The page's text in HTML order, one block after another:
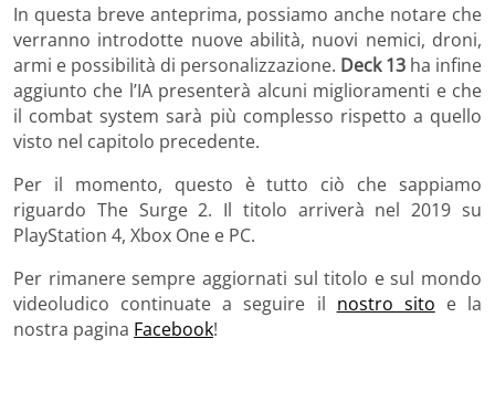
In questa breve anteprima, possiamo anche notare che
verranno introdotte nuove abilità, nuovi nemici, droni,
armi e possibilità di personalizzazione. Deck 13 ha infine
aggiunto che l’IA presenterà alcuni miglioramenti e che
il combat system sarà più complesso rispetto a quello
visto nel capitolo precedente.
Per il momento, questo è tutto ciò che sappiamo
riguardo The Surge 2. Il titolo arriverà nel 2019 su
PlayStation 4, Xbox One e PC.
Per rimanere sempre aggiornati sul titolo e sul mondo
videoludico continuate a seguire il nostro sito e la
nostra pagina Facebook!